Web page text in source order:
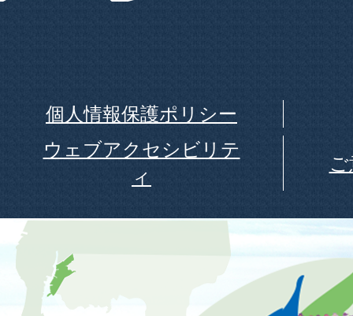
個人情報保護ポリシー
ウェブアクセシビリテ
ィ